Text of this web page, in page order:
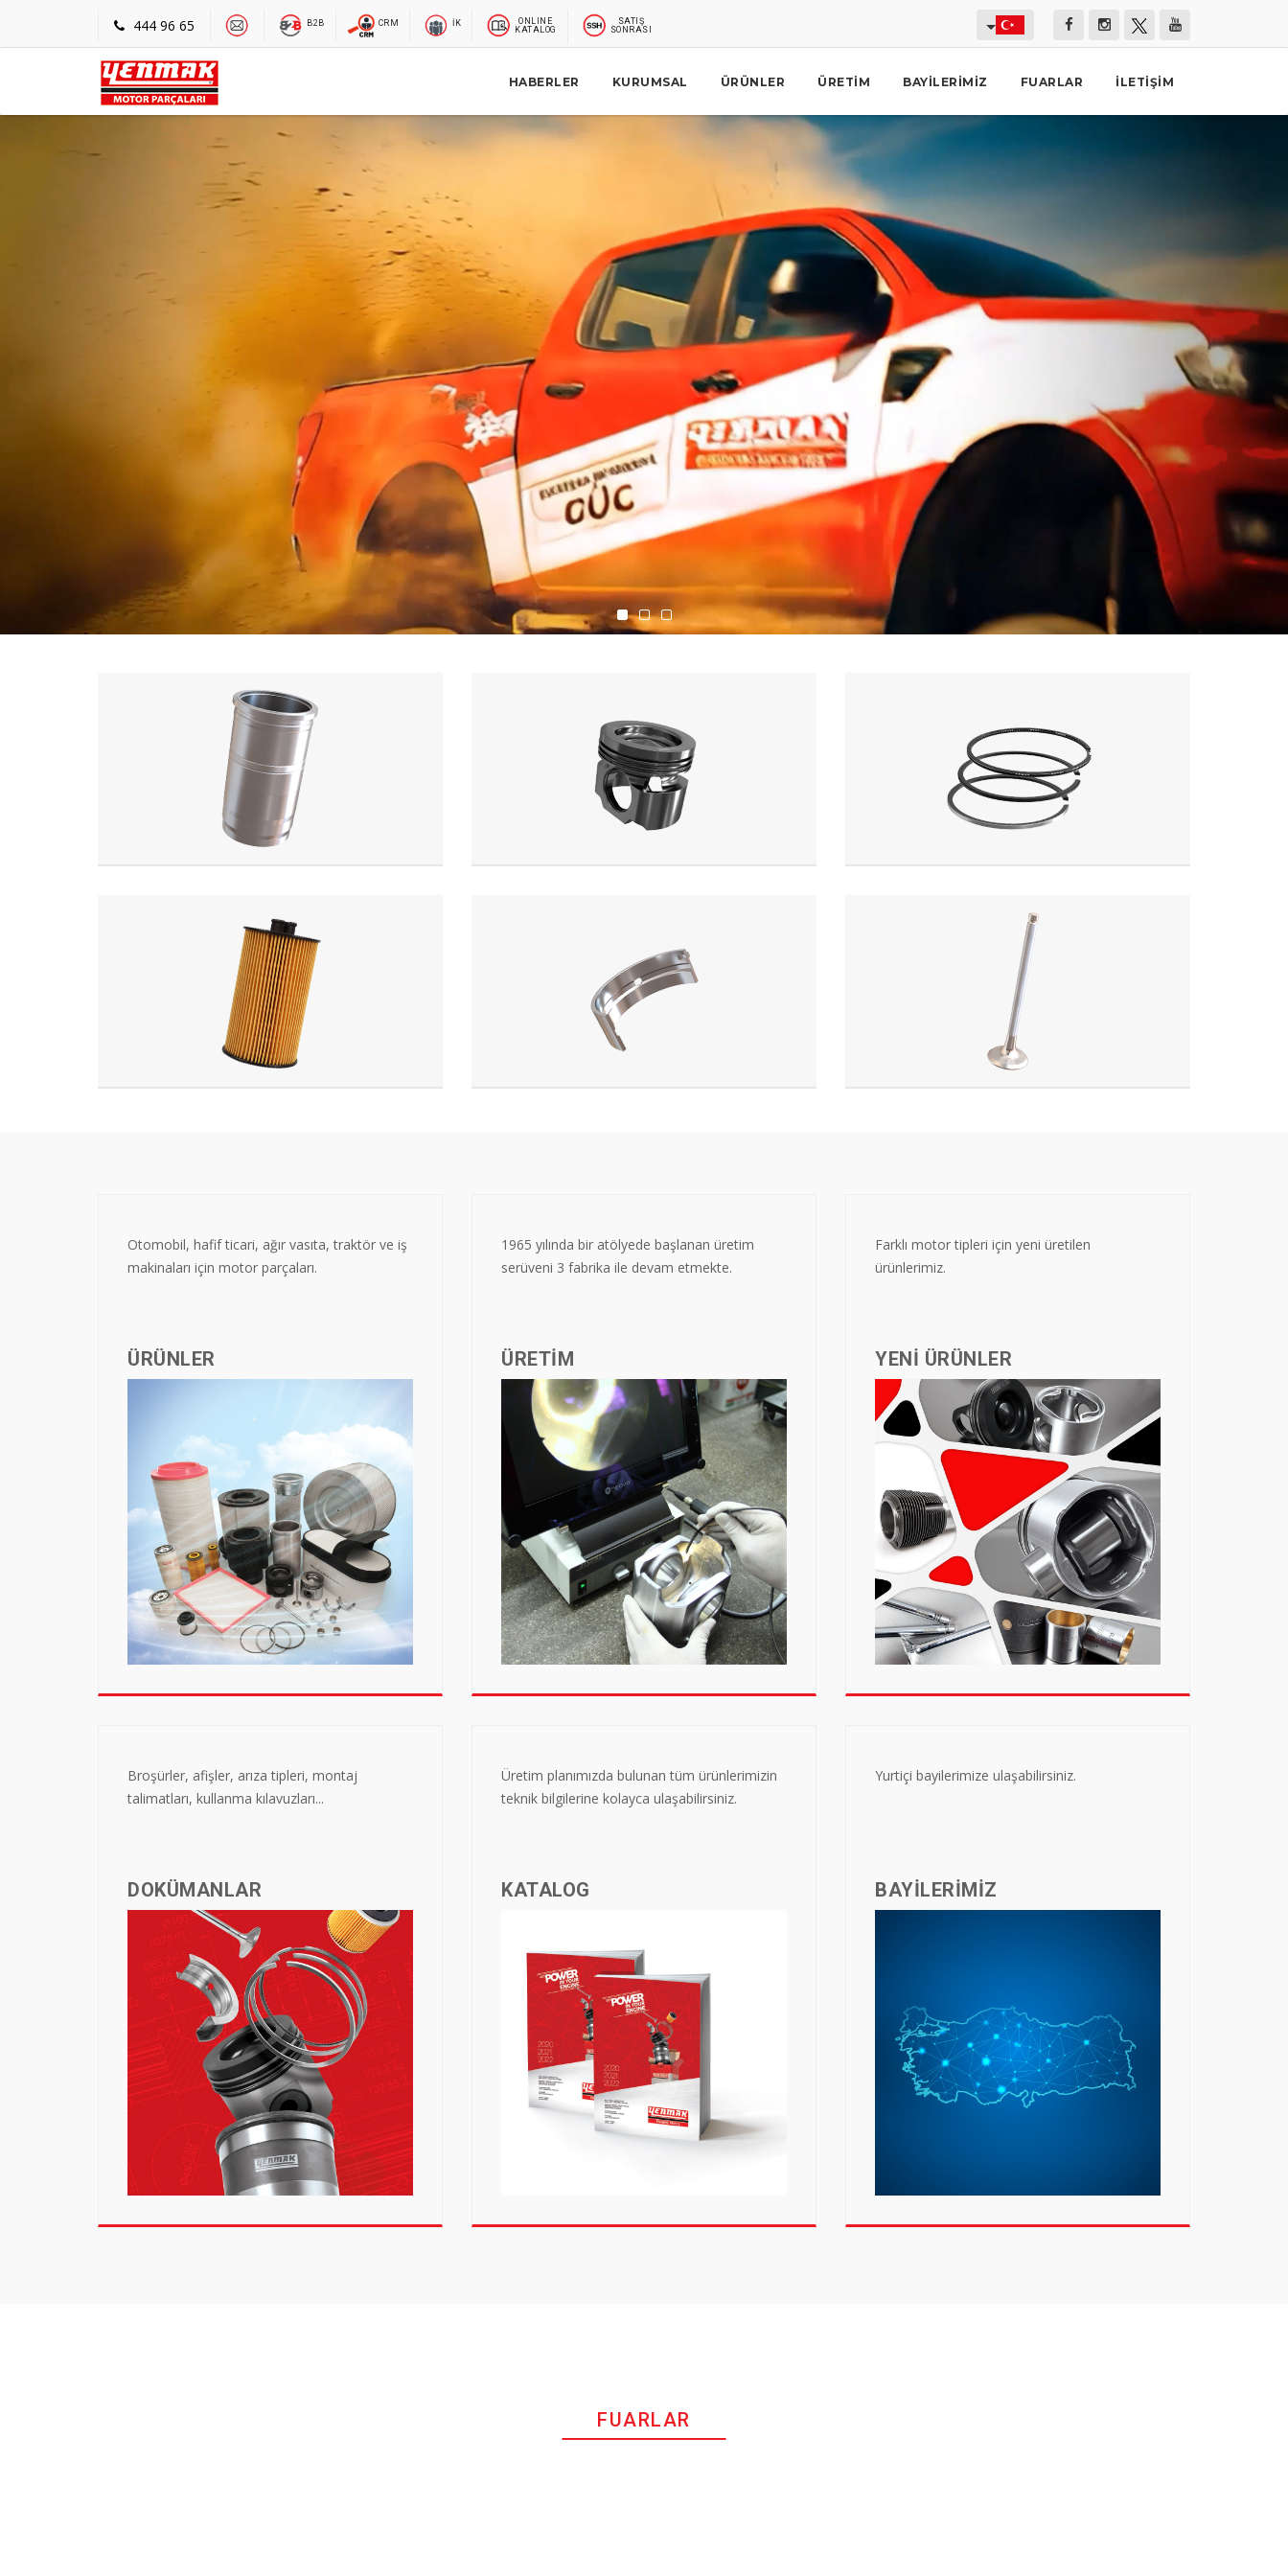
444 96 65 B2B CRM İK
ONLINE
KATALOG
SATIŞ
SONRASI
HABERLER KURUMSAL ÜRÜNLER ÜRETİM BAYILERIMIZ FUARLAR İLETIŞIM
Otomobil, hafif ticari, ağır vasıta, traktör ve iş
makinaları için motor parçaları.
ÜRÜNLER
1965 yılında bir atölyede başlanan üretim
serüveni 3 fabrika ile devam etmekte.
ÜRETİM
Farklı motor tipleri için yeni üretilen
ürünlerimiz.
YENİ ÜRÜNLER
Broşürler, afişler, arıza tipleri, montaj
talimatları, kullanma kılavuzları...
DOKÜMANLAR
Üretim planımızda bulunan tüm ürünlerimizin
teknik bilgilerine kolayca ulaşabilirsiniz.
KATALOG
Yurtiçi bayilerimize ulaşabilirsiniz.
BAYILERIMIZ
FUARLAR